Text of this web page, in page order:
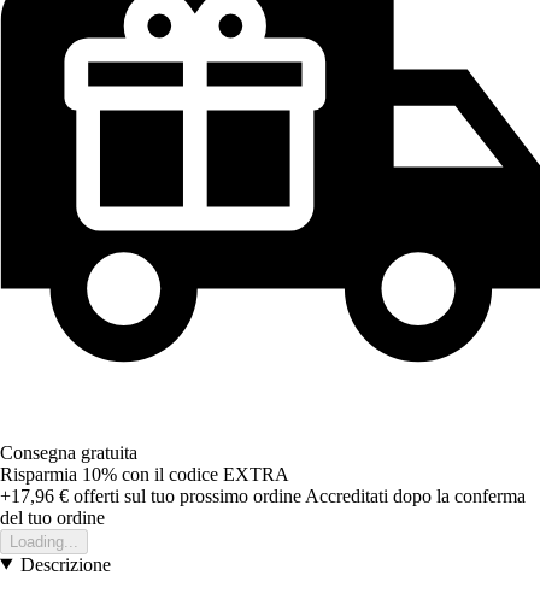
Consegna gratuita
Risparmia 10% con il codice EXTRA
+17,96 € offerti sul tuo prossimo ordine Accreditati dopo la conferma
del tuo ordine
Loading...
Descrizione